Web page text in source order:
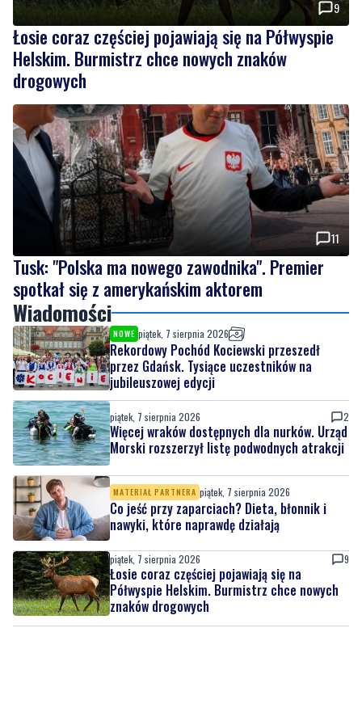
9
Łosie coraz częściej pojawiają się na Półwyspie
Helskim. Burmistrz chce nowych znaków
drogowych
11
Tusk: "Polska ma nowego zawodnika". Premier
spotkał się z amerykańskim aktorem
Wiadomości
NOWE piątek, 7 sierpnia 2026
Rekordowy Pochód Kociewski przeszedł
przez Gdańsk. Tysiące uczestników na
jubileuszowej edycji
piątek, 7 sierpnia 2026 2
Więcej wraków dostępnych dla nurków. Urząd
Morski rozszerzył listę podwodnych atrakcji
MATERIAŁ PARTNERA piątek, 7 sierpnia 2026
Co jeść przy zaparciach? Dieta, błonnik i
nawyki, które naprawdę działają
piątek, 7 sierpnia 2026 9
Łosie coraz częściej pojawiają się na
Półwyspie Helskim. Burmistrz chce nowych
znaków drogowych